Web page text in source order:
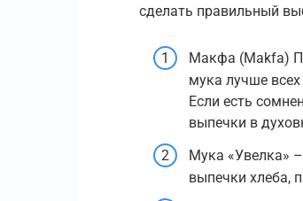
сделать правильный
Макфа (Makfa)
мука лучше
Если есть
выпечки в
Мука «Увелка»
выпечки хлеба,